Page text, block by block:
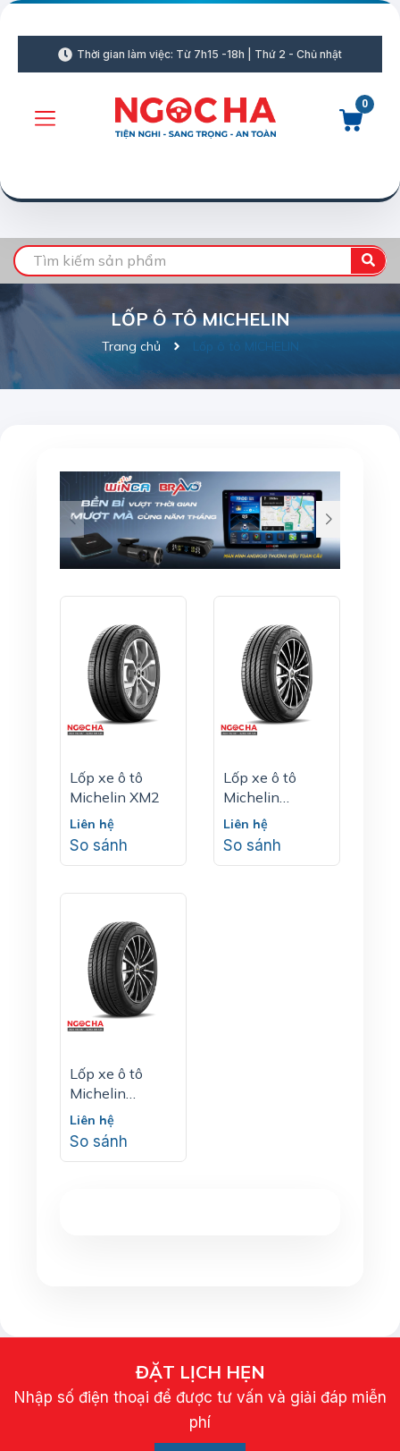
Thời gian làm việc: Từ 7h15 -18h | Thứ 2 - Chủ nhật
0
LỐP Ô TÔ MICHELIN
Trang chủ Lốp ô tô MICHELIN
Lốp xe ô tô
Michelin XM2
Liên hệ
So sánh
Lốp xe ô tô
Michelin
Primacy 4 SUV
Liên hệ
So sánh
Lốp xe ô tô
Michelin
Primacy 4
Liên hệ
So sánh
ĐẶT LỊCH HẸN
Nhập số điện thoại để được tư vấn và giải đáp miễn
phí